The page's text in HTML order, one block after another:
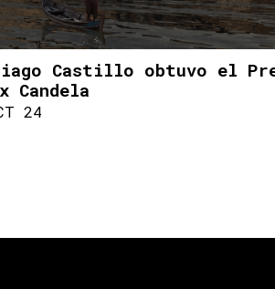
Castillo obtuvo el
Candela
24